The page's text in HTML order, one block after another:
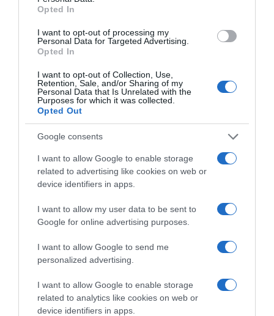
Opted In
I want to opt-out of processing my
Personal Data for Targeted Advertising.
Opted In
I want to opt-out of Collection, Use,
Retention, Sale, and/or Sharing of my
Personal Data that Is Unrelated with the
Purposes for which it was collected.
Opted Out
Google consents
I want to allow Google to enable storage
related to advertising like cookies on web or
device identifiers in apps.
I want to allow my user data to be sent to
Google for online advertising purposes.
I want to allow Google to send me
personalized advertising.
I want to allow Google to enable storage
related to analytics like cookies on web or
device identifiers in apps.
DEBATER
14.06.2024 - 09:17
Τι πρέπει να κάνεις εάν πάθεις ψύξη
5+1 τρόποι για να την αντιμετωπίσετε
αποτελεσματικά